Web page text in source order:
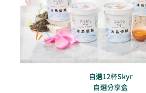
自選12杯Skyr
自選分享盒